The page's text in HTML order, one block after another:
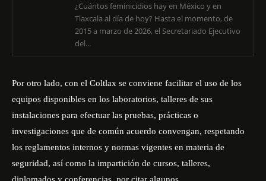
¿Cuántos feminicidios hay en México y en
Tlaxcala al día de hoy? Hasta el momento, de
2015 a marzo de 2026, el Secretariado Ejecutivo
del...
Por otro lado, con el Coltlax se conviene facilitar el uso de los
equipos disponibles en los laboratorios, talleres de sus
instalaciones para efectuar las pruebas, prácticas o
investigaciones que de común acuerdo convengan, respetando
los reglamentos internos y normas vigentes en materia de
seguridad, así como la impartición de cursos, talleres,